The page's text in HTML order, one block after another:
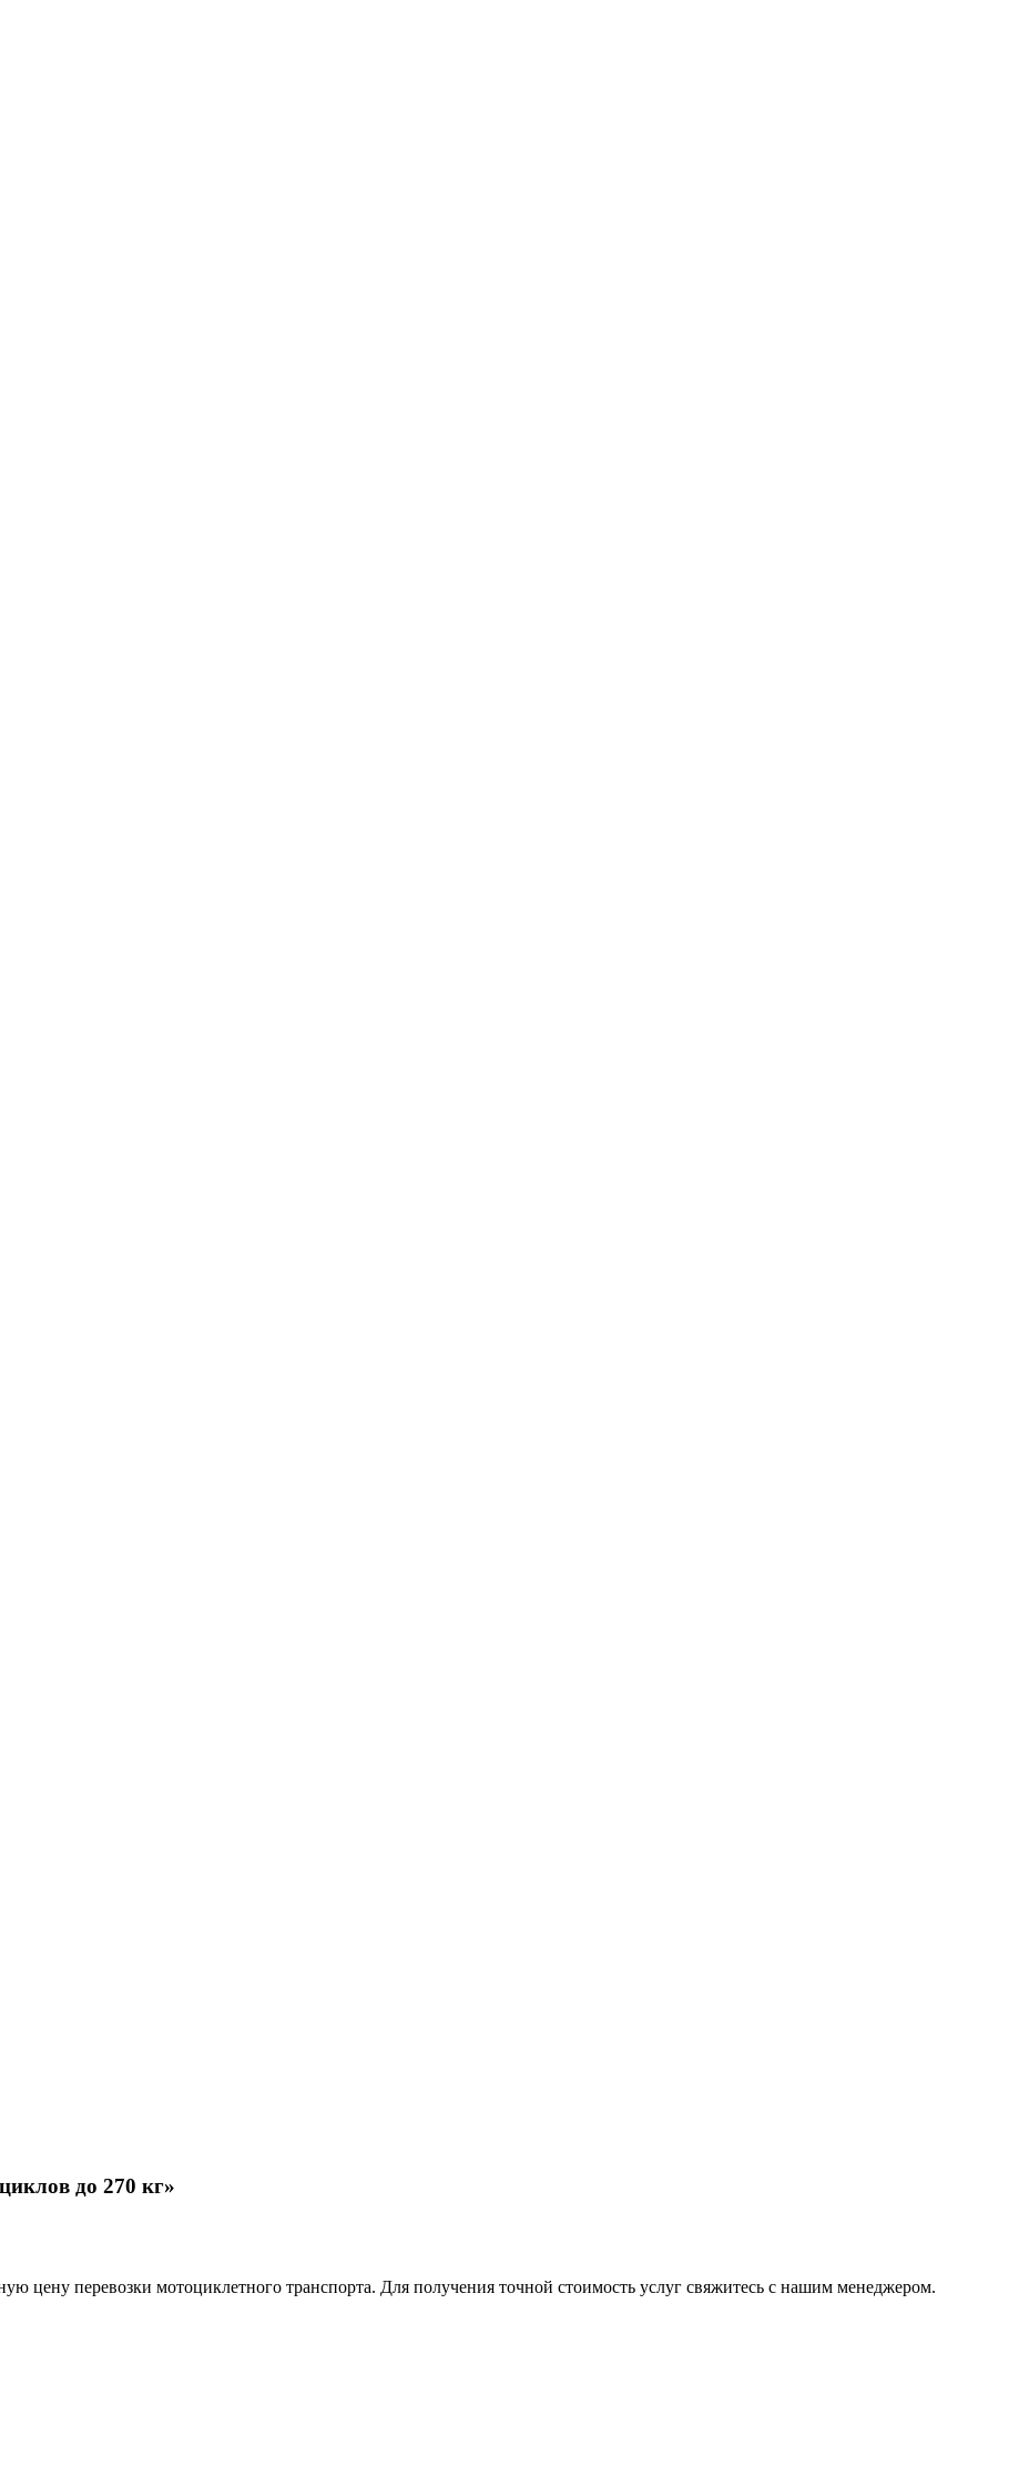
до 270 кг»
цену перевозки мотоциклетного транспорта. Для получения точной стоимость услуг свяжитесь с нашим менеджером.